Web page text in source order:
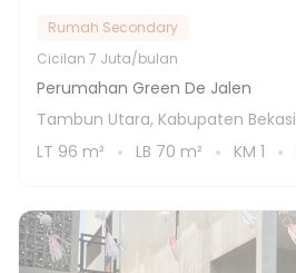
Rumah Secondary
Cicilan 7 Juta/bulan
Perumahan Green De Jalen
Tambun Utara, Kabupaten Bekasi
LT 96 m² LB 70 m² KM 1